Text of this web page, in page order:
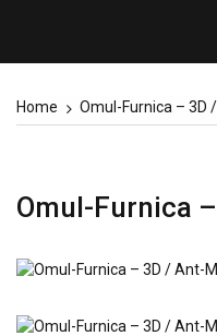
Home Omul-Furnica – 3D
Omul-Furnica